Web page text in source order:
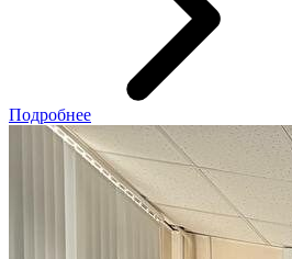
Подробнее